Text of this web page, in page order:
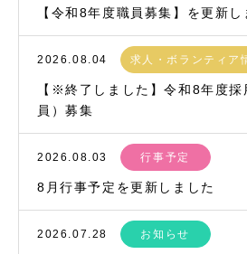
【令和8年度職員募集】を更新し
2026.08.04 求人・ボランティア
【※終了しました】令和8年度
員）募集
2026.08.03 行事予定
8月行事予定を更新しました
2026.07.28 お知らせ